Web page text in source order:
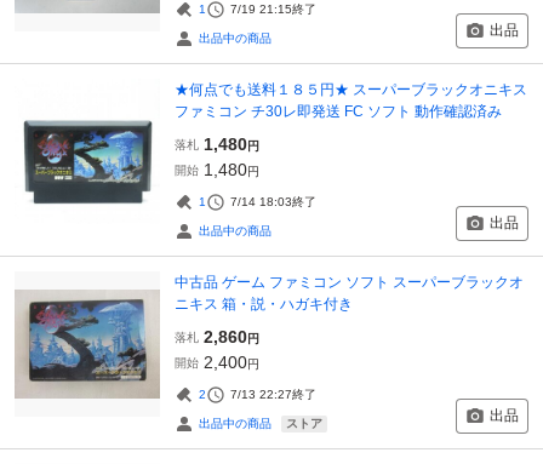
1 7/19 21:15終了
出品中の商品 出品
★何点でも送料１８５円★ スーパーブラックオニキス
ファミコン チ30レ即発送 FC ソフト 動作確認済み
落札 1,480円
開始 1,480円
1 7/14 18:03終了
出品中の商品 出品
中古品 ゲーム ファミコン ソフト スーパーブラックオ
ニキス 箱・説・ハガキ付き
落札 2,860円
開始 2,400円
2 7/13 22:27終了
出品中の商品 ストア 出品